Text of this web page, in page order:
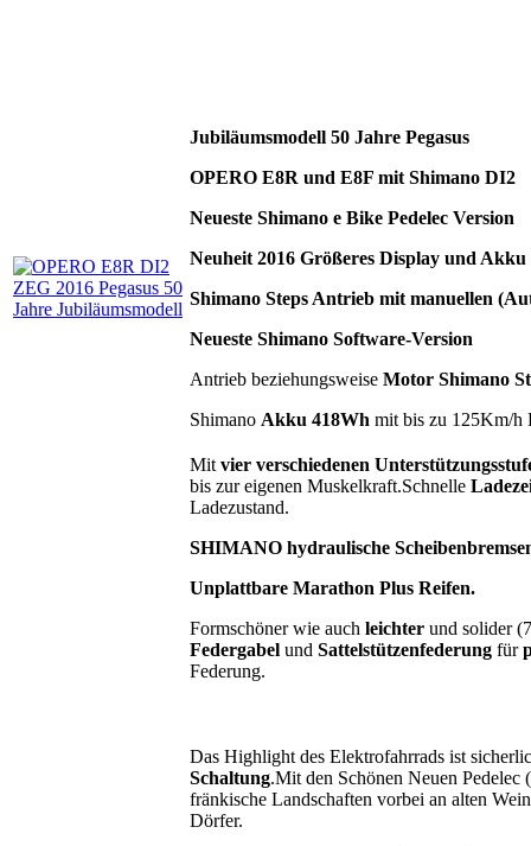
Jubiläumsmodell 50 Jahre Pegasus
OPERO E8R und E8F mit Shimano DI2
Neueste Shimano e Bike Pedelec Version
Neuheit 2016 Größeres Display und
Shimano Steps Antrieb mit manuellen
Neueste Shimano Software-Version
Antrieb beziehungsweise Motor Shimano
Shimano Akku 418Wh mit bis zu 125Km/h
Mit vier verschiedenen
bis zur eigenen Muskelkraft.Schnelle
Ladezustand.
SHIMANO hydraulische
Unplattbare Marathon Plus Reifen.
Formschöner wie auch leichter und solider
Federgabel und Sattelstützenfederung für
Federung.
Das Highlight des Elektrofahrrads ist
Schaltung.Mit den Schönen Neuen
fränkische Landschaften vorbei an alten
Dörfer.